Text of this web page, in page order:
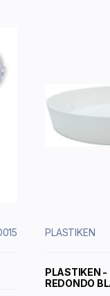
PLASTIKEN
PLASTIKEN -
REDONDO